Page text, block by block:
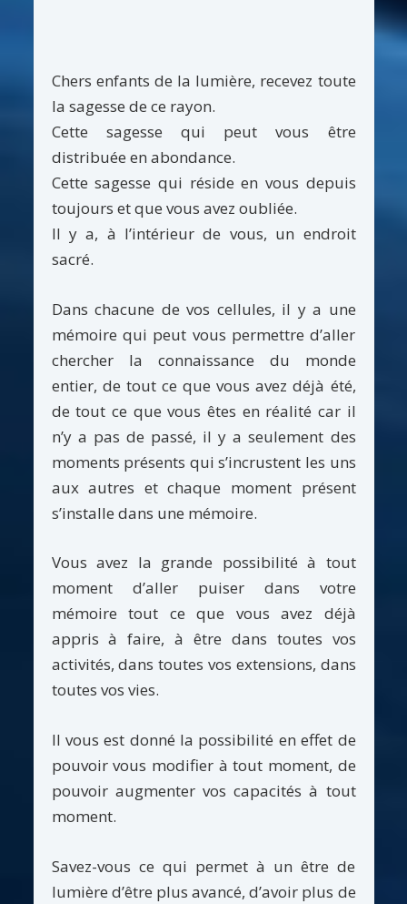
Chers enfants de la lumière, recevez toute
la sagesse de ce rayon.
Cette sagesse qui peut vous être
distribuée en abondance.
Cette sagesse qui réside en vous depuis
toujours et que vous avez oubliée.
Il y a, à l’intérieur de vous, un endroit
sacré.
Dans chacune de vos cellules, il y a une
mémoire qui peut vous permettre d’aller
chercher la connaissance du monde
entier, de tout ce que vous avez déjà été,
de tout ce que vous êtes en réalité car il
n’y a pas de passé, il y a seulement des
moments présents qui s’incrustent les uns
aux autres et chaque moment présent
s’installe dans une mémoire.
Vous avez la grande possibilité à tout
moment d’aller puiser dans votre
mémoire tout ce que vous avez déjà
appris à faire, à être dans toutes vos
activités, dans toutes vos extensions, dans
toutes vos vies.
Il vous est donné la possibilité en effet de
pouvoir vous modifier à tout moment, de
pouvoir augmenter vos capacités à tout
moment.
Savez-vous ce qui permet à un être de
lumière d’être plus avancé, d’avoir plus de